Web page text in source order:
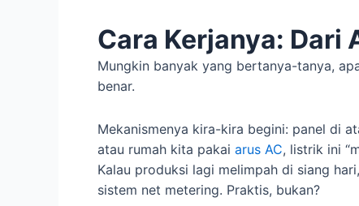
Cara Kerjanya: Dari
Mungkin banyak yang bertanya-tanya,
benar.
Mekanismenya kira-kira begini: panel di
atau rumah kita pakai arus AC, listrik ini
Kalau produksi lagi melimpah di siang
sistem net metering. Praktis, bukan?